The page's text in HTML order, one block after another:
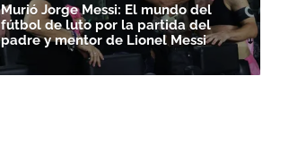
Murió Jorge Messi: El mundo del
fútbol de luto por la partida del
padre y mentor de Lionel Messi